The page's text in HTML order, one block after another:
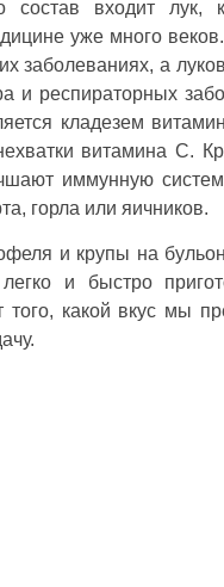
входит лук,
уже много
заболеваниях, а
и респираторных
кладезем
витамина С.
иммунную
горла или яичников.
и крупы на
и быстро
какой вкус мы